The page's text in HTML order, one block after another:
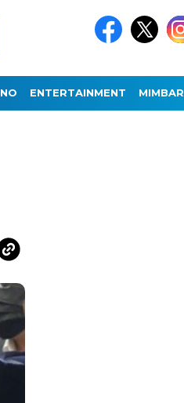
ENTERTAINMENT MIMBAR